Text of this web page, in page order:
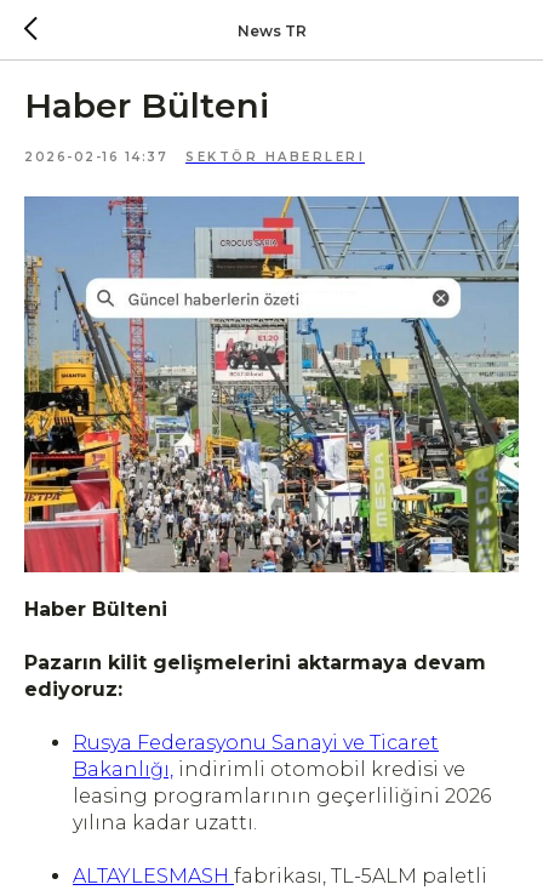
News TR
Haber Bülteni
2026-02-16 14:37 SEKTÖR HABERLERI
Haber Bülteni
Pazarın kilit gelişmelerini aktarmaya devam
ediyoruz:
Rusya Federasyonu Sanayi ve Ticaret
Bakanlığı, indirimli otomobil kredisi ve
leasing programlarının geçerliliğini 2026
yılına kadar uzattı.
ALTAYLESMASH fabrikası, TL-5ALM paletli